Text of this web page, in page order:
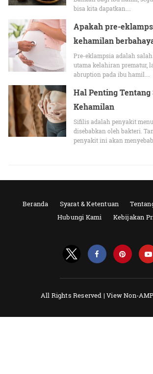
bisa kita dapatkan.…
Apakah pre-
kehamilan
Pre-eklampsia adalah
utama kelahiran prematur,
abruption pada ibu hamil.…
Hal Penting
Kehamilan
Sifilis adalah penyakit
disebabkan oleh bakteri.
penyakit ini akan
Beranda Syarat & Ketentuan
Hubungi Kami
Kebijakan
All Rights Reserved |View Non-